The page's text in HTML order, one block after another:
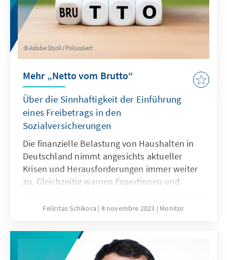
Adobe Stock / Fokussiert
Mehr „Netto vom Brutto“
Über die Sinnhaftigkeit der Einführung
eines Freibetrags in den
Sozialversicherungen
Die finanzielle Belastung von Haushalten in
Deutschland nimmt angesichts aktueller
Krisen und Herausforderungen immer weiter
zu. Gleichzeitig warnen Expertinnen und
Sozialversicherungsbeiträge ohne Reformen
demografischen Wandels zu kompensieren.
Damit stiege die Abgabenlast
Felicitas Schikora 8 novembre 2023 Monitor